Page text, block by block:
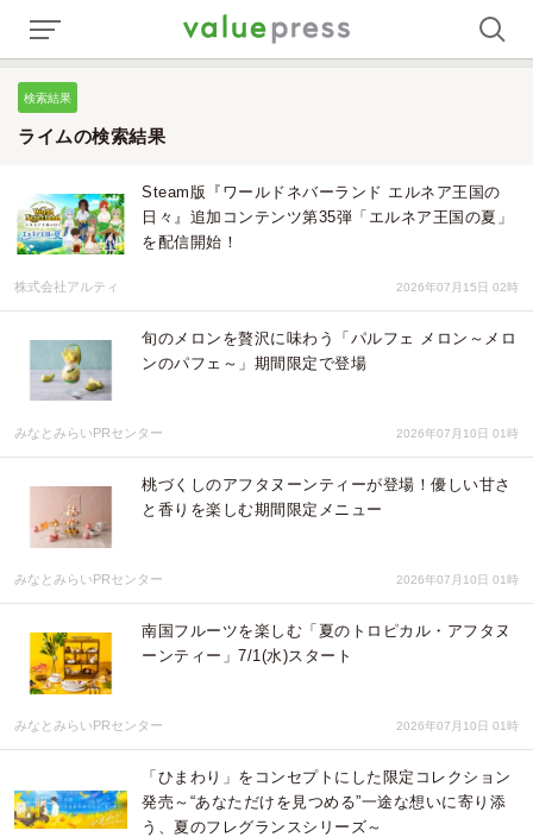
検索結果
ライムの検索結果
Steam版『ワールドネバーランド エルネア王国の
日々』追加コンテンツ第35弾「エルネア王国の夏」
を配信開始！
株式会社アルティ 2026年07月15日 02時
旬のメロンを贅沢に味わう「パルフェ メロン～メロ
ンのパフェ～」期間限定で登場
みなとみらいPRセンター 2026年07月10日 01時
桃づくしのアフタヌーンティーが登場！優しい甘さ
と香りを楽しむ期間限定メニュー
みなとみらいPRセンター 2026年07月10日 01時
南国フルーツを楽しむ「夏のトロピカル・アフタヌ
ーンティー」7/1(水)スタート
みなとみらいPRセンター 2026年07月10日 01時
「ひまわり」をコンセプトにした限定コレクション
発売～“あなただけを見つめる”一途な想いに寄り添
う、夏のフレグランスシリーズ～